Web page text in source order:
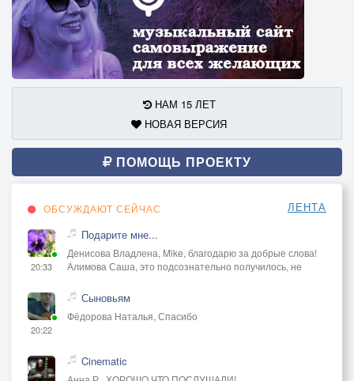
НАМ 15 ЛЕТ
НОВАЯ ВЕРСИЯ
ПОМОЩЬ ПРОЕКТУ
ОБСУЖДАЮТ СЕЙЧАС ЛЕНТА
20:33
Подарите мне...
Денисова Владлена, Mike, благодарю за добрые слова!
Алимова Саша, это подсознательно получилось, не
20:22
Сыновьям
Фёдорова Наталья, Спасибо
Cinematic